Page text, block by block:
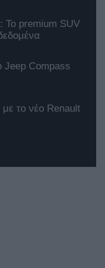
Το premium SUV
Jeep Compass
το νέο Renault